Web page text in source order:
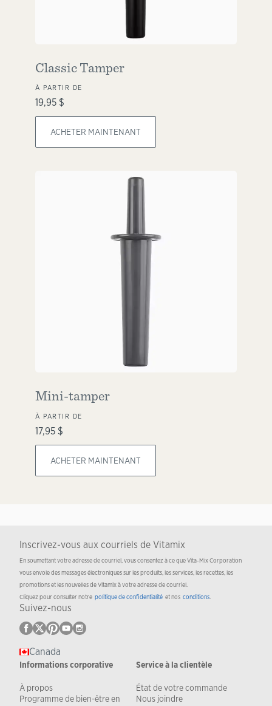
Classic Tamper
À PARTIR DE
19,95 $
ACHETER MAINTENANT
Mini-tamper
À PARTIR DE
17,95 $
ACHETER MAINTENANT
Inscrivez-vous aux courriels de Vitamix
En soumettant votre adresse de courriel, vous consentez à ce que Vita-Mix Corporation
vous envoie des messages électroniques sur les produits, les services, les recettes, les
promotions et les nouvelles de Vitamix à votre adresse de courriel.
Cliquez pour consulter notre politique de confidentialité et nos conditions.
Suivez-nous
Canada
Informations corporative
À propos
Programme de bien-être en
Service à la clientèle
État de votre commande
Nous joindre